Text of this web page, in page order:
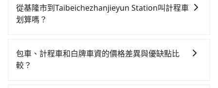
約600元、車程約35分鐘。抵達高鐵站後，步行進站、
現場購票並於月台排隊的時間約20分鐘，再乘坐7~8分
天候狀況，決定是步行一段路或者搭乘公車抵達最終的
目的地。全程加上轉車時間共1小時14分鐘，假設5位同
對的時間彈性，在北北基桃竹有提供甲地乙還的iRent應
該適合你。註冊完iRent的app後，可以每小時
Taibeichezhanjieyun Station的花費預估為
$250~350，雖已將eTag和可能的每小時40元路邊停車
從基隆市到Taibeichezhanjieyun Station叫計程車
划算嗎？
灣大車隊、Uber和Yoxi，如果在路邊攔不到車，也可考
慮打電話至附近的計程車隊，如正德交通、聯興計程
包車、計程車和白牌車資的價格差異與優缺點比
較？